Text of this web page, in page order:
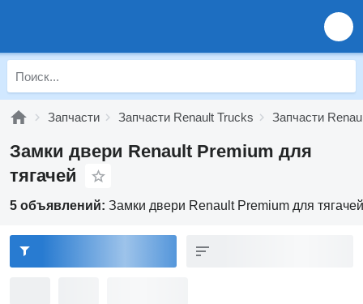
Запчасти Запчасти Renault Trucks Запчасти
Замки двери Renault Premium для
тягачей
5 объявлений: Замки двери Renault Premium для тягачей